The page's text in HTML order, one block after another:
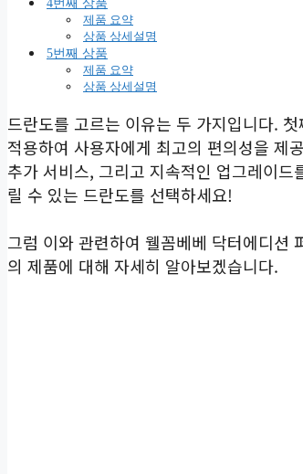
제품 요약
상품 상세설명
5번째 상품
제품 요약
상품 상세설명
드란도를 고르는 이유는 두 가지입니다.
적용하여 사용자에게 최고의 편의성을 제
추가 서비스, 그리고 지속적인 업그레이
릴 수 있는 드란도를 선택하세요!
그럼 이와 관련하여 웰꼼베베 닥터에디션
의 제품에 대해 자세히 알아보겠습니다.